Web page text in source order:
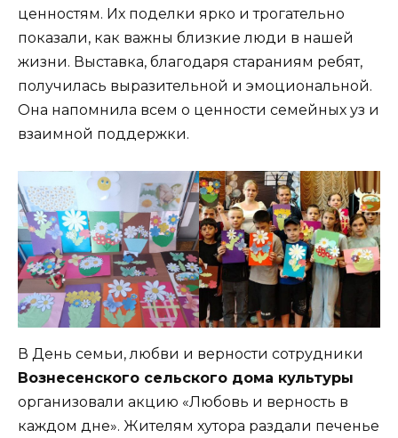
ценностям. Их поделки ярко и трогательно
показали, как важны близкие люди в нашей
жизни. Выставка, благодаря стараниям ребят,
получилась выразительной и эмоциональной.
Она напомнила всем о ценности семейных уз и
взаимной поддержки.
В День семьи, любви и верности сотрудники
Вознесенского сельского дома культуры
организовали акцию «Любовь и верность в
каждом дне». Жителям хутора раздали печенье